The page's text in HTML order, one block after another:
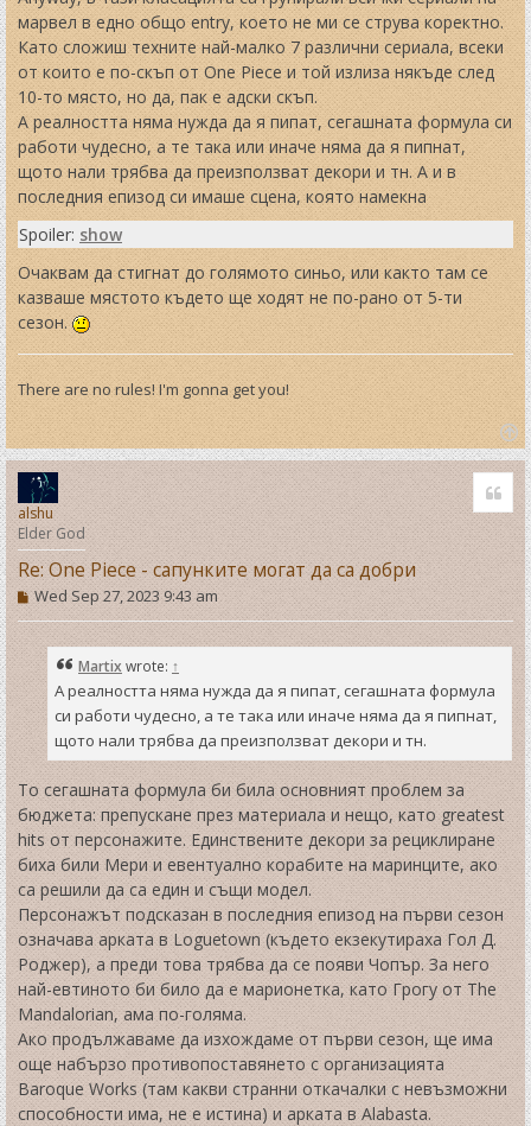
марвел в едно общо entry, което не ми се струва коректно.
Като сложиш техните най-малко 7 различни сериала, всеки
от които е по-скъп от One Piece и той излиза някъде след
10-то място, но да, пак е адски скъп.
А реалността няма нужда да я пипат, сегашната формула си
работи чудесно, а те така или иначе няма да я пипнат,
щото нали трябва да преизползват декори и тн. А и в
последния епизод си имаше сцена, която намекна
Spoiler: show
Очаквам да стигнат до голямото синьо, или както там се
казваше мястото където ще ходят не по-рано от 5-ти
сезон.
There are no rules! I'm gonna get you!
T
o
p
alshu
Elder God
Re: One Piece - сапунките могат да са добри
P
o
s
Wed Sep 27, 2023 9:43 am
Martix wrote: ↑
А реалността няма нужда да я пипат, сегашната формула
си работи чудесно, а те така или иначе няма да я пипнат,
щото нали трябва да преизползват декори и тн.
То сегашната формула би била основният проблем за
бюджета: препускане през материала и нещо, като greatest
hits от персонажите. Единствените декори за рециклиране
биха били Мери и евентуално корабите на маринците, ако
са решили да са един и същи модел.
Персонажът подсказан в последния епизод на първи сезон
означава арката в Loguetown (където екзекутираха Гол Д.
Роджер), а преди това трябва да се появи Чопър. За него
най-евтиното би било да е марионетка, като Грогу от The
Mandalorian, ама по-голяма.
Ако продължаваме да изхождаме от първи сезон, ще има
още набързо противопоставянето с организацията
Baroque Works (там какви странни откачалки с невъзможни
способности има, не е истина) и арката в Alabasta.